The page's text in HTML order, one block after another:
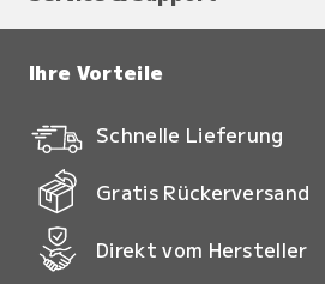
Ihre Vorteile
Schnelle Lieferung
Gratis Rückerversand
Direkt vom Hersteller